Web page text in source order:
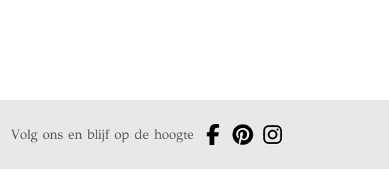
Volg ons en blijf op de hoogte